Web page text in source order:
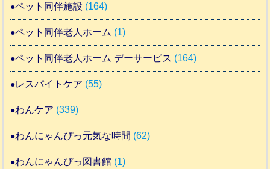
ペット同伴施設 (164)
ペット同伴老人ホーム (1)
ペット同伴老人ホーム デーサービス (164)
レスパイトケア (55)
わんケア (339)
わんにゃんぴっ元気な時間 (62)
わんにゃんぴっ図書館 (1)